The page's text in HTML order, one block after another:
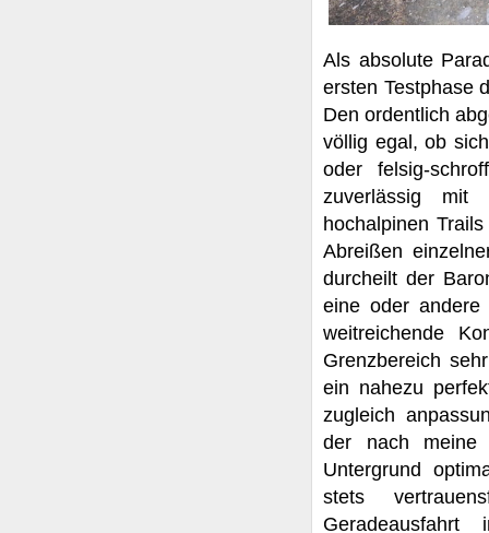
Als absolute
ersten Testphase
Den ordentlich
völlig egal, ob
oder felsig-
zuverlässig mit
hochalpinen
Abreißen
durcheilt der
eine oder
weitreichende
Grenzbereich
ein nahezu
zugleich
der nach meine
Untergrund
stets